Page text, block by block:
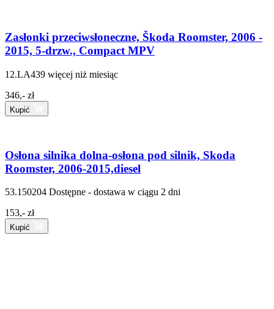
Zasłonki przeciwsłoneczne, Škoda Roomster, 2006 -
2015, 5-drzw., Compact MPV
12.LA439 więcej niż miesiąc
346,- zł
Kupić
Osłona silnika dolna-osłona pod silnik, Skoda
Roomster, 2006-2015,diesel
53.150204 Dostępne - dostawa w ciągu 2 dni
153,- zł
Kupić